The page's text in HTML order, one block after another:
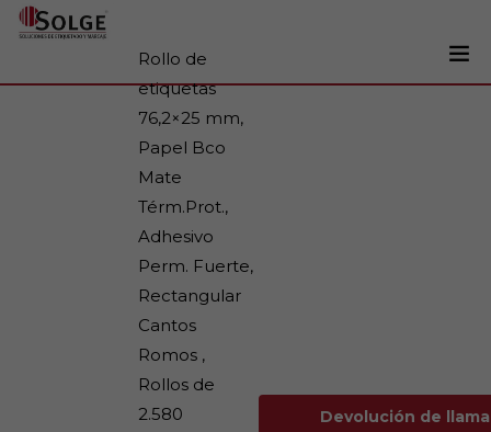
Rollo de
etiquetas
76,2×25 mm,
Papel Bco
Mate
Térm.Prot.,
Adhesivo
Perm. Fuerte,
Rectangular
Cantos
Romos ,
Rollos de
2.580
Devolución de